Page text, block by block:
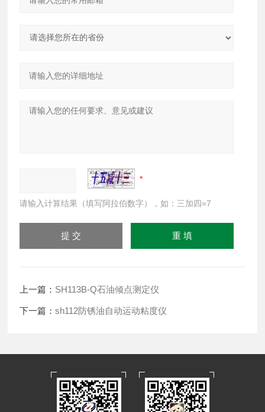
请输入计算结果（填写阿拉伯数字），如：三加四=7
上一篇： SH113B-Q石油倾点测定仪
下一篇：sh112防锈油自动运动粘度仪